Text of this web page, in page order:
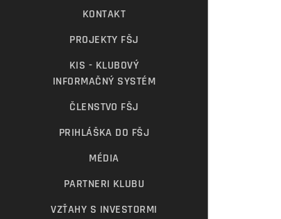
KONTAKT
PROJEKTY FŠJ
KIS - KLUBOVÝ
INFORMAČNÝ SYSTÉM
ČLENSTVO FŠJ
PRIHLÁŠKA DO FŠJ
MÉDIA
PARTNERI KLUBU
VZŤAHY S INVESTORMI